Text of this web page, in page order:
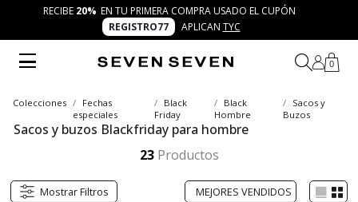
RECIBE 20% EN TU PRIMERA COMPRA USADO EL CUPÓN
REGISTRO77
APLICAN TYC
0
Colecciones
Fechas
especiales
Black
Friday
Black
Hombre
Sacos y
Buzos
Sacos y buzos Blackfriday para hombre
23Productos
Mostrar Filtros